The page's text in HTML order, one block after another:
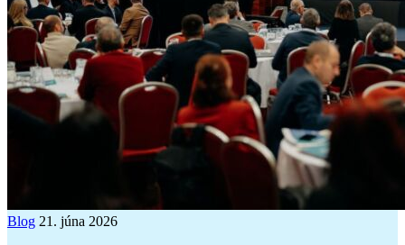
Blog 21. júna 2026